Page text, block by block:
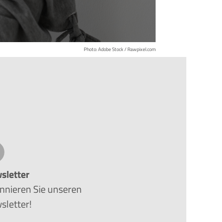
Photo: Adobe Stock / Rawpixel.com
Sie unseren